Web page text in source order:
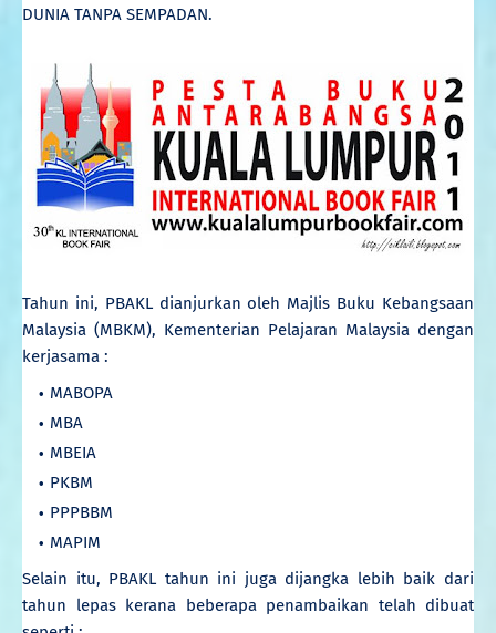
DUNIA TANPA SEMPADAN.
Tahun ini, PBAKL dianjurkan oleh Majlis Buku Kebangsaan
Malaysia (MBKM), Kementerian Pelajaran Malaysia dengan
kerjasama :
MABOPA
MBA
MBEIA
PKBM
PPPBBM
MAPIM
Selain itu, PBAKL tahun ini juga dijangka lebih baik dari
tahun lepas kerana beberapa penambaikan telah dibuat